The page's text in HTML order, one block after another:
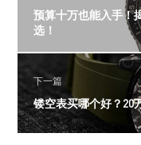
预算十万也能入手！
选！
下一篇
镂空表买哪个好？20